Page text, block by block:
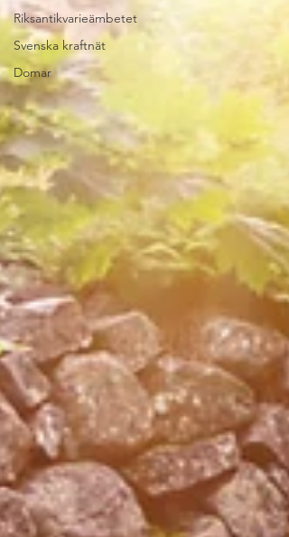
Riksantikvarieämbetet
Svenska kraftnät
Domar